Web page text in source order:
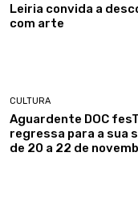
Leiria convida a
com arte
CULTURA
Aguardente DOC
regressa para a sua
de 20 a 22 de